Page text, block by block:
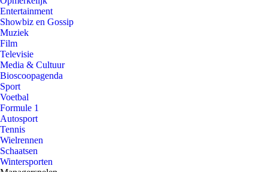
Entertainment
Showbiz en Gossip
Muziek
Film
Televisie
Media & Cultuur
Bioscoopagenda
Sport
Voetbal
Formule 1
Autosport
Tennis
Wielrennen
Schaatsen
Wintersporten